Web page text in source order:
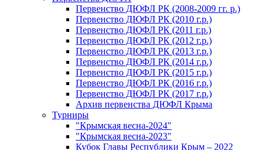
Первенство ДЮФЛ РК (2008-2009 гг. р.)
Первенство ДЮФЛ РК (2010 г.р.)
Первенство ДЮФЛ РК (2011 г.р.)
Первенство ДЮФЛ РК (2012 г.р.)
Первенство ДЮФЛ РК (2013 г.р.)
Первенство ДЮФЛ РК (2014 г.р.)
Первенство ДЮФЛ РК (2015 г.р.)
Первенство ДЮФЛ РК (2016 г.р.)
Первенство ДЮФЛ РК (2017 г.р.)
Архив первенства ДЮФЛ Крыма
Турниры
"Крымская весна-2024"
"Крымская весна-2023"
Кубок Главы Республики Крым – 2022